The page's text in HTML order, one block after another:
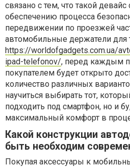
связано с тем, что такой девайс
обеспечению процесса
передвижении по проезжей
автомобильные держатели для
https://worldofgadgets.com.ua/
ipad-telefonov/, перед каждым
покупателем будет открыто
количество различных
научиться выбирать тот,
подходить под смартфон, но и
максимальный комфорт в
Какой конструкции
быть необходим
Покупая аксессуары к